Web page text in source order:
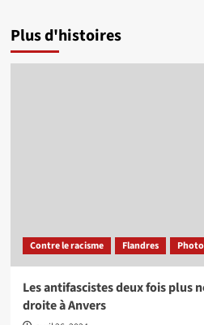
Plus d'histoires
Contre le racisme Flandres
Les antifascistes deux fois plus
droite à Anvers